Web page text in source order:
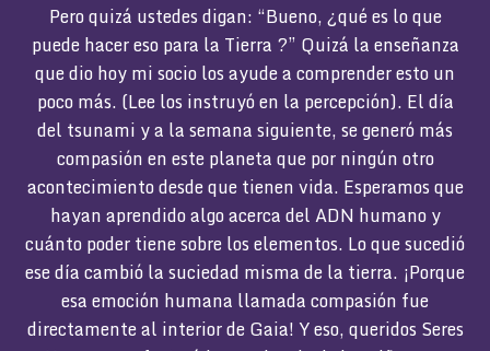
Pero quizá ustedes digan: “Bueno, ¿qué es lo que
puede hacer eso para la Tierra ?” Quizá la enseñanza
que dio hoy mi socio los ayude a comprender esto un
poco más. (Lee los instruyó en la percepción). El día
del tsunami y a la semana siguiente, se generó más
compasión en este planeta que por ningún otro
acontecimiento desde que tienen vida. Esperamos que
hayan aprendido algo acerca del ADN humano y
cuánto poder tiene sobre los elementos. Lo que sucedió
ese día cambió la suciedad misma de la tierra. ¡Porque
esa emoción humana llamada compasión fue
directamente al interior de Gaia! Y eso, queridos Seres